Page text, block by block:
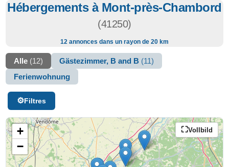
Hébergements à Mont-près-Chambord
(41250)
12 annonces dans un rayon de 20 km
Alle (12) Gästezimmer, B and B (11)
Ferienwohnung
Filtres
Vollbild
+
−